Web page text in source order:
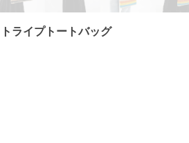
ライプトートバッグ